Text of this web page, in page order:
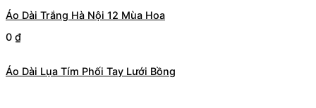
Áo Dài Trắng Hà Nội 12 Mùa Hoa
0 ₫
Áo Dài Lụa Tím Phối Tay Lưới Bồng